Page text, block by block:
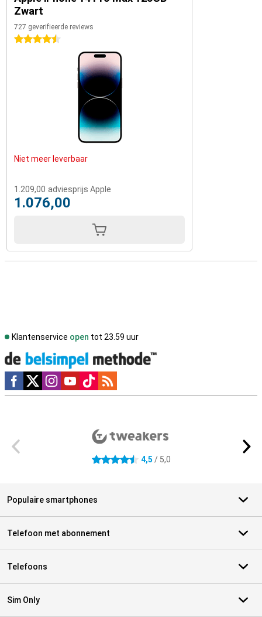
Zwart
727 geverifieerde reviews
4.5 sterren
Niet meer leverbaar
1.209,00 adviesprijs Apple
1.076,00
Klantenservice open tot 23.59 uur
Social media
4.5 sterren 4,5 / 5,0
Populaire smartphones
Telefoon met abonnement
Telefoons
Sim Only